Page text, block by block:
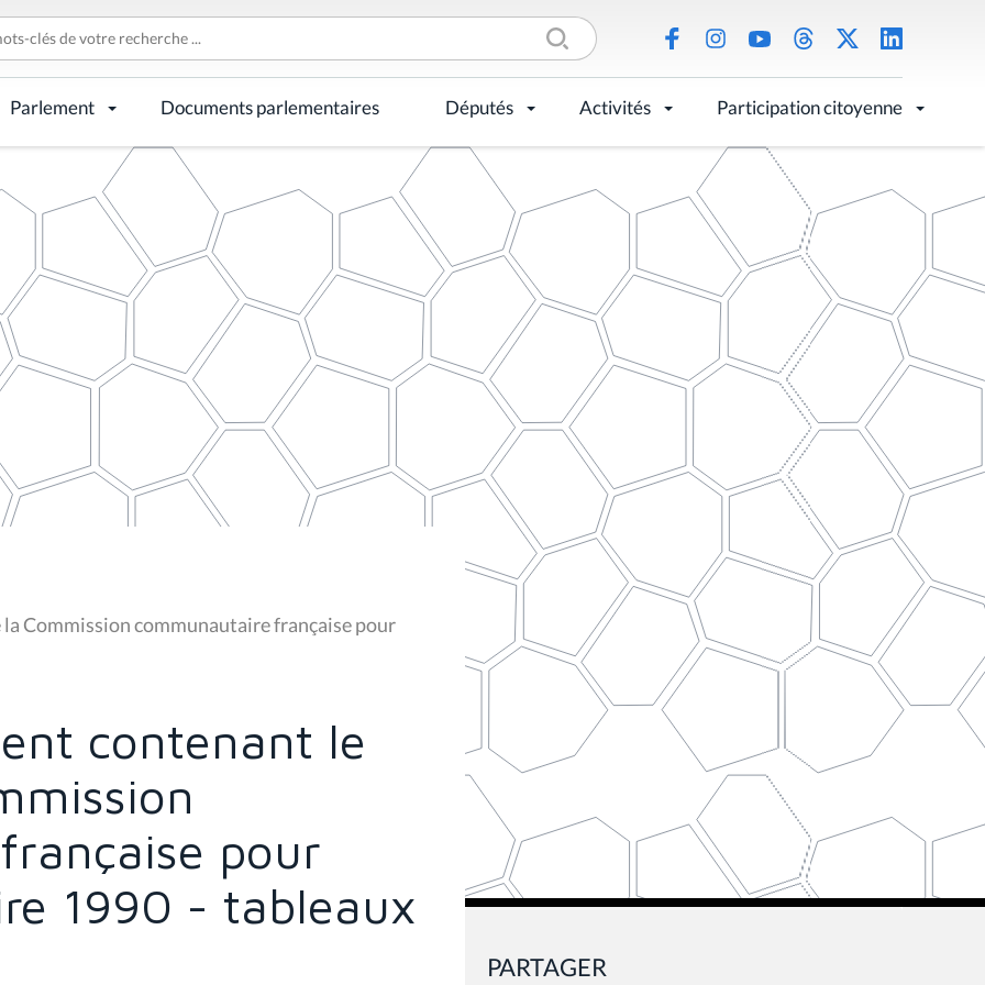
Parlement Documents parlementaires Députés Activités Participation citoyenne
Commission communautaire française pour
contenant le
pour
1990 - tableaux
PARTAGER